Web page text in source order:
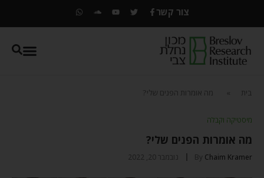
צור קשר
בית מה אומרות הפנים שלי?
מיסטיקה וקבלה
מה אומרות הפנים שלי?
By Chaim Kramer נובמבר 20, 2022